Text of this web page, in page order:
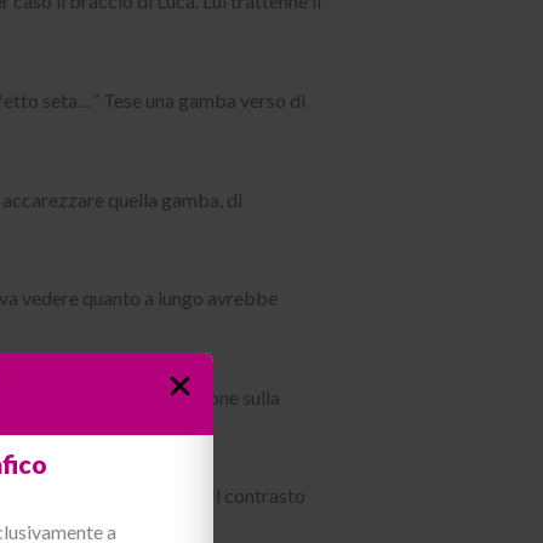
a
seta…” Tese una gamba verso di
quella gamba, di
vedere quanto a lungo avrebbe
Lisa cambiava posizione sulla
gambe affusolate. Il contrasto